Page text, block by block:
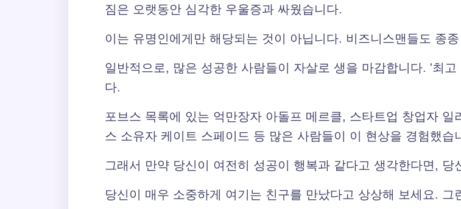
짐은 오랫동안 심각한 우울증과 싸웠습니다.
이는 유명인에게만 해당되는 것이 아닙니다. 비즈니스맨들도 종
일반적으로, 많은 성공한 사람들이 자살로 생을 마감합니다. '최
다.
포브스 목록에 있는 억만장자 아돌프 메르클, 스타트업 창업자
스 소유자 케이트 스페이드 등 많은 사람들이 이 현상을 경험했습
그래서 만약 당신이 여전히 성공이 행복과 같다고 생각한다면, 당
당신이 매우 소중하게 여기는 친구를 만났다고 상상해 보세요.